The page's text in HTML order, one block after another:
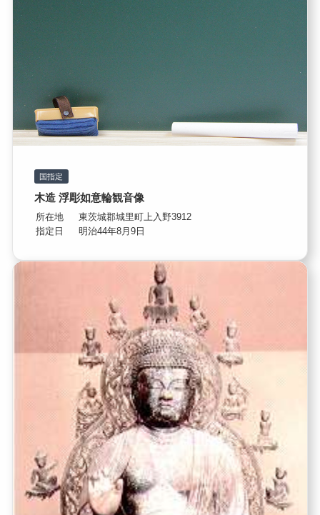
国指定
木造 浮彫如意輪観音像
所在地
東茨城郡城里町上入野3912
指定日
明治44年8月9日